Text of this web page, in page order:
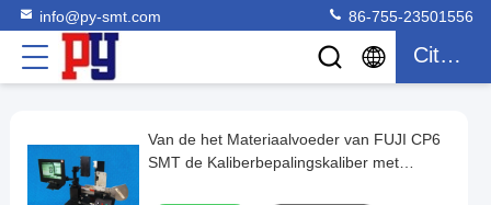
info@py-smt.com 86-755-23501556
Citaat
Van
de
Van de het Materiaalvoeder van FUJI CP6
SMT de Kaliberbepalingskaliber met